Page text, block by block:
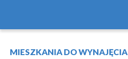
MIESZKANIA DO WYNAJĘCIA